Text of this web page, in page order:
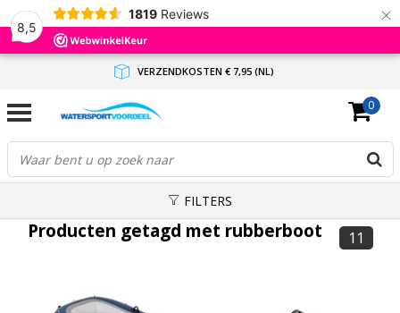
8,5
1819 Reviews ×
VERZENDKOSTEN € 7,95 (NL)
GRATIS VERZENDING(NL) VANAF € 65,-
BINNEN 1-3 WERKDAGEN ANTWOORD
0
FILTERS
Producten getagd met rubberboot 11